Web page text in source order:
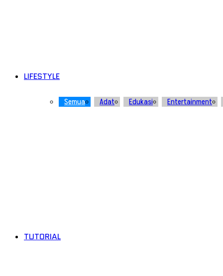
LIFESTYLE
Semua Adat Edukasi Entertainment
TUTORIAL